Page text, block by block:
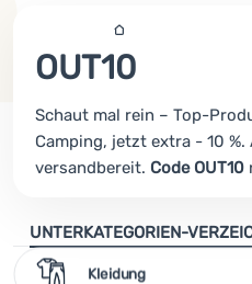
Rucksäcke
Isomatten
Ausrüstung
Kochen
OUT10
Schaut mal rein – Top-
Camping, jetzt extra - 10
versandbereit. Code OUT10
UNTERKATEGORIEN-
Unterkategorien-
Kleidung